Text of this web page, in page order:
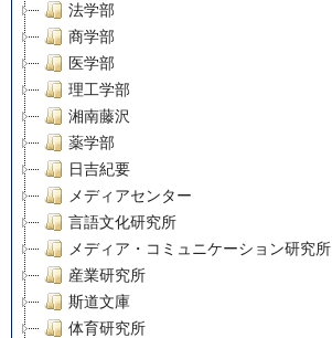
法学部
商学部
医学部
理工学部
湘南藤沢
薬学部
日吉紀要
メディアセンター
言語文化研究所
メディア・コミュニケーション研究所
産業研究所
斯道文庫
体育研究所